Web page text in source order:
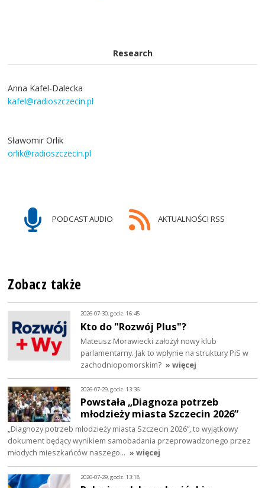
Research
Anna Kafel-Dalecka
kafel@radioszczecin.pl
Sławomir Orlik
orlik@radioszczecin.pl
PODCAST AUDIO AKTUALNOŚCI RSS
Zobacz także
2026-07-30, godz. 16:45
Kto do "Rozwój Plus"?
Mateusz Morawiecki założył nowy klub
parlamentarny. Jak to wpłynie na struktury PiS w
zachodniopomorskim? » więcej
2026-07-29, godz. 13:36
Powstała „Diagnoza potrzeb
młodzieży miasta Szczecin 2026”
„Diagnozy potrzeb młodzieży miasta Szczecin 2026”, to wyjątkowy
dokument będący wynikiem samobadania przeprowadzonego przez
młodych mieszkańców naszego… » więcej
2026-07-29, godz. 13:18